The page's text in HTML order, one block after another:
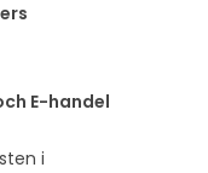
E-handel
i